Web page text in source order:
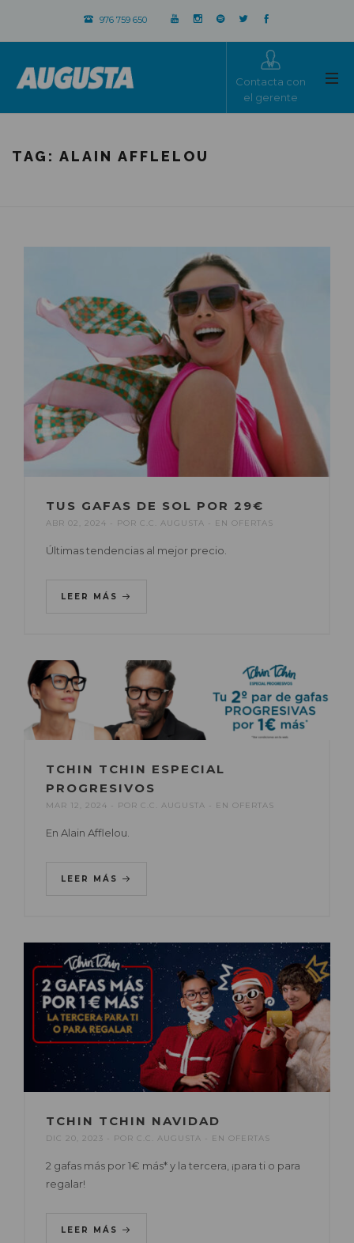
976 759 650
Contacta con
el gerente
TAG: ALAIN AFFLELOU
TUS GAFAS DE SOL POR 29€
ABR 02, 2024 POR C.C. AUGUSTA EN OFERTAS
Últimas tendencias al mejor precio.
LEER MÁS
TCHIN TCHIN ESPECIAL
PROGRESIVOS
MAR 12, 2024 POR C.C. AUGUSTA EN OFERTAS
En Alain Afflelou.
LEER MÁS
TCHIN TCHIN NAVIDAD
DIC 20, 2023 POR C.C. AUGUSTA EN OFERTAS
2 gafas más por 1€ más* y la tercera, ¡para ti o para
regalar!
LEER MÁS